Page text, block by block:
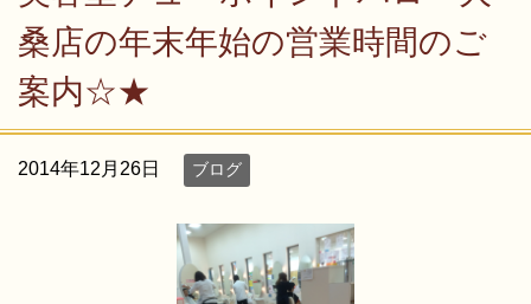
桑店の年末年始の営業時間のご
案内☆★
2014年12月26日 ブログ